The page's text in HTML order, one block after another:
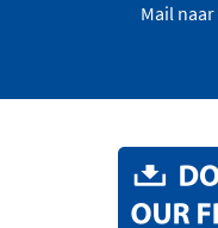
Mail naar